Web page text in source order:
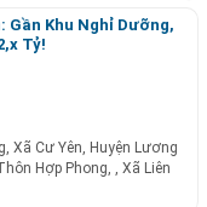
Gần Khu Nghỉ Dưỡng,
Tỷ!
Xã Cư Yên, Huyện Lương
Hợp Phong, , Xã Liên